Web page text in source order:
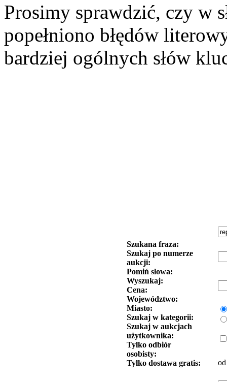
Prosimy sprawdzić, czy w
popełniono błędów
bardziej ogólnych słów
Szukana fraza:
Szukaj po numerze
aukcji:
Pomiń słowa:
Wyszukaj:
Cena:
Województwo:
Miasto:
Szukaj w kategorii:
Szukaj w aukcjach
użytkownika:
Tylko odbiór
osobisty:
Tylko dostawa gratis:
od